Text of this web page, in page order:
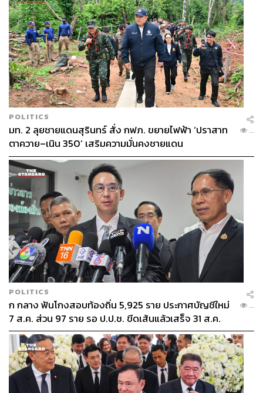
POLITICS
มท. 2 ลุยชายแดนสุรินทร์ สั่ง กฟภ. ขยายไฟฟ้า ‘ปราสาท
ตาควาย–เนิน 350’ เสริมความมั่นคงชายแดน
...
POLITICS
ก กลาง ฟันโกงสอบท้องถิ่น 5,925 ราย ประกาศบัญชีใหม่
7 ส.ค. ส่วน 97 ราย รอ ป.ป.ช. ขีดเส้นแล้วเสร็จ 31 ส.ค.
...